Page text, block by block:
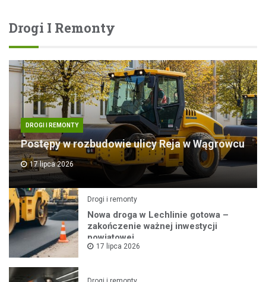
Drogi I Remonty
DROGI I REMONTY
Postępy w rozbudowie ulicy Reja w Wągrowcu
17 lipca 2026
Drogi i remonty
Nowa droga w Lechlinie gotowa –
zakończenie ważnej inwestycji
powiatowej
17 lipca 2026